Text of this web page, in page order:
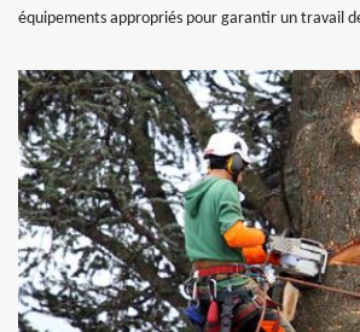
équipements appropriés pour garantir un travail